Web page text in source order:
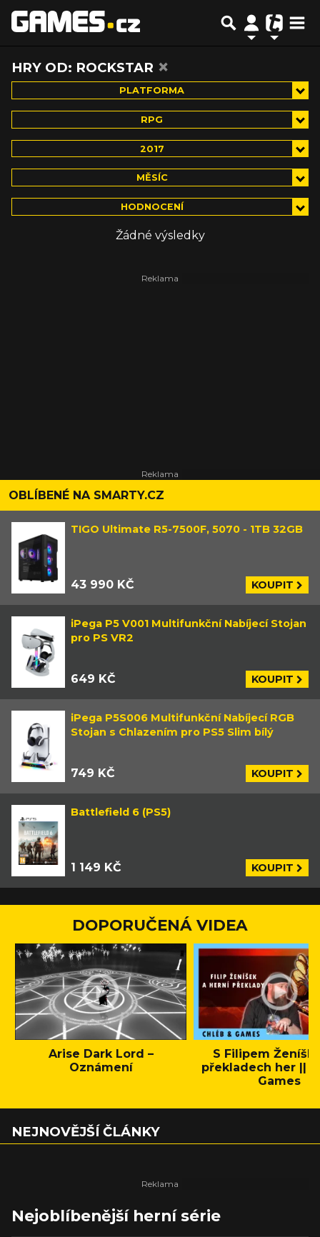
HRY OD: ROCKSTAR ×
PLATFORMA
RPG
2017
MĚSÍC
HODNOCENÍ
Žádné výsledky
OBLÍBENÉ NA SMARTY.CZ
TIGO Ultimate R5-7500F, 5070 - 1TB 32GB
43 990 KČ KOUPIT
iPega P5 V001 Multifunkční Nabíjecí Stojan
pro PS VR2
649 KČ KOUPIT
iPega P5S006 Multifunkční Nabíjecí RGB
Stojan s Chlazením pro PS5 Slim bílý
749 KČ KOUPIT
Battlefield 6 (PS5)
1 149 KČ KOUPIT
DOPORUČENÁ VIDEA
Arise Dark Lord –
Oznámení
S Filipem
překladech her ||
Games
NEJNOVĚJŠÍ ČLÁNKY
Nejoblíbenější herní série